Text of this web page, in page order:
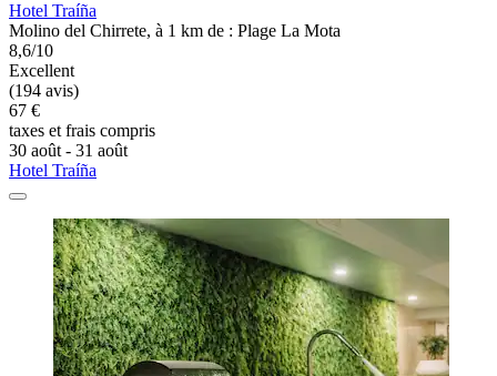
Hotel Traíña
Molino del Chirrete, à 1 km de : Plage La Mota
8,6/10
Excellent
(194 avis)
67 €
taxes et frais compris
30 août - 31 août
Hotel Traíña